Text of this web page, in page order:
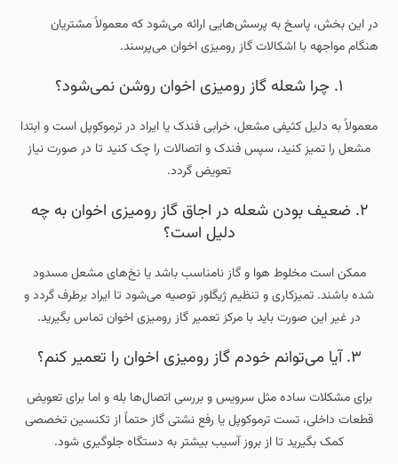
در این بخش، پاسخ به پرسش‌هایی ارائه می‌شود که معمولاً مشتریان
هنگام مواجهه با اشکالات گاز رومیزی اخوان می‌پرسند.
۱. چرا شعله گاز رومیزی اخوان روشن نمی‌شود؟
معمولاً به دلیل کثیفی مشعل، خرابی فندک یا ایراد در ترموکوپل است و ابتدا
مشعل را تمیز کنید، سپس فندک و اتصالات را چک کنید تا در صورت نیاز
تعویض گردد.
۲. ضعیف بودن شعله در اجاق گاز رومیزی اخوان به چه
دلیل است؟
ممکن است مخلوط هوا و گاز نامناسب باشد یا نخ‌های مشعل مسدود
شده باشند. تمیزکاری و تنظیم ژیگلور توصیه می‌شود تا ایراد برطرف گردد و
در غیر این صورت باید با مرکز تعمیر گاز رومیزی اخوان تماس بگیرید.
۳. آیا می‌توانم خودم گاز رومیزی اخوان را تعمیر کنم؟
برای مشکلات ساده مثل سرویس و بررسی اتصال‌ها بله و اما برای تعویض
قطعات داخلی، تست ترموکوپل یا رفع نشتی گاز حتماً از تکنسین تخصصی
کمک بگیرید تا از بروز آسیب بیشتر به دستگاه جلوگیری شود.